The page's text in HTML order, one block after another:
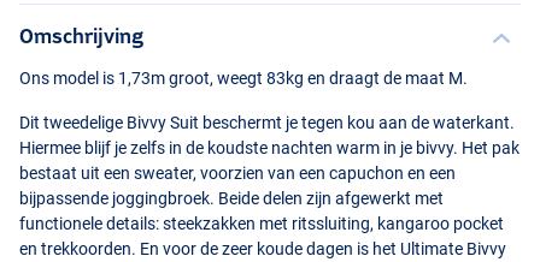
Omschrijving
Ons model is 1,73m groot, weegt 83kg en draagt de maat M.
Dit tweedelige Bivvy Suit beschermt je tegen kou aan de waterkant.
Hiermee blijf je zelfs in de koudste nachten warm in je bivvy. Het pak
bestaat uit een sweater, voorzien van een capuchon en een
bijpassende joggingbroek. Beide delen zijn afgewerkt met
functionele details: steekzakken met ritssluiting, kangaroo pocket
en trekkoorden. En voor de zeer koude dagen is het Ultimate Bivvy